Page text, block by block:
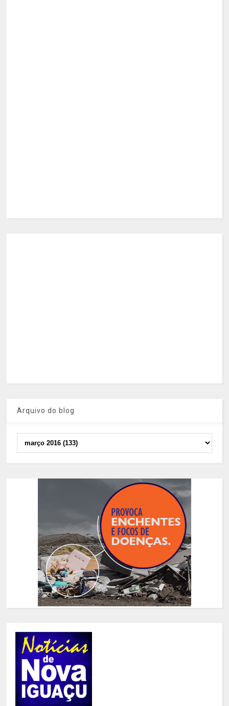
Arquivo do blog